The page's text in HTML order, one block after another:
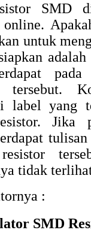
SMD
untuk
pada
tersebut.
label yang
Jika
tulisan
tidak
:
SMD